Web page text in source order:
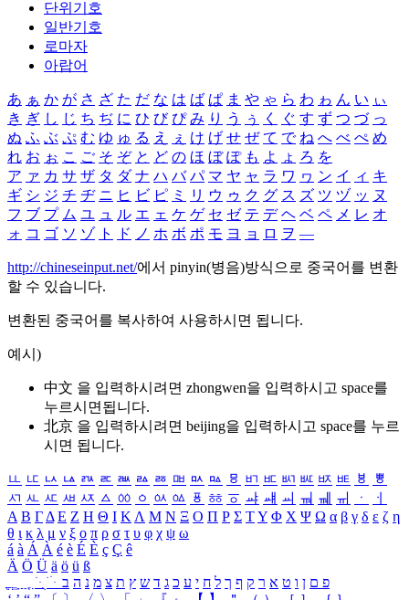
단위기호
일반기호
로마자
아랍어
あ ぁ か が さ ざ た だ な は ば ぱ ま や ゃ ら わ ゎ ん い ぃ
き ぎ し じ ち ぢ に ひ び ぴ み り う ぅ く ぐ す ず つ づ っ
ぬ ふ ぶ ぷ む ゆ ゅ る え ぇ け げ せ ぜ て で ね へ べ ぺ め
れ お ぉ こ ご そ ぞ と ど の ほ ぼ ぽ も よ ょ ろ を
ア ァ カ サ ザ タ ダ ナ ハ バ パ マ ヤ ャ ラ ワ ヮ ン イ ィ キ
ギ シ ジ チ ヂ ニ ヒ ビ ピ ミ リ ウ ゥ ク グ ス ズ ツ ヅ ッ ヌ
フ ブ プ ム ユ ュ ル エ ェ ケ ゲ セ ゼ テ デ ヘ ベ ペ メ レ オ
ォ コ ゴ ソ ゾ ト ド ノ ホ ボ ポ モ ヨ ョ ロ ヲ ―
http://chineseinput.net/에서 pinyin(병음)방식으로 중국어를 변환
할 수 있습니다.
변환된 중국어를 복사하여 사용하시면 됩니다.
예시)
中文 을 입력하시려면 zhongwen을 입력하시고 space를
누르시면됩니다.
北京 을 입력하시려면 beijing을 입력하시고 space를 누르
시면 됩니다.
ㅥ ㅦ ㅧ ㅨ ㅩ ㅪ ㅫ ㅬ ㅭ ㅮ ㅯ ㅰ ㅱ ㅲ ㅳ ㅴ ㅵ ㅶ ㅷ ㅸ
ㅹ
ㅺ ㅻ ㅼ ㅽ ㅾ ㅿ ㆀ ㆁ ㆂ ㆃ ㆄ ㆅ ㆆ ㆇ ㆈ ㆉ ㆊ ㆋ ㆌ ㆍ
ㆎ
Α Β ΓΔ Ε Ζ Η Θ Ι ΚΛ Μ Ν Ξ Ο Π Ρ Σ ΤΥ Φ Χ Ψ Ω α β γ δ ε ζ η
θ ι κ λ μ ν ξ ο π ρ σ τ υ φ χ ψ ω
á à Á À é è É È ç Ç ê
Ä Ö Ü ä ö ü ß
ִֶֹ ֻּ ׁׂ פ ם ן ו ט א ר ק ף ך ל ח י ע כ ג ד ש ץ ת צ מ נ ה ב